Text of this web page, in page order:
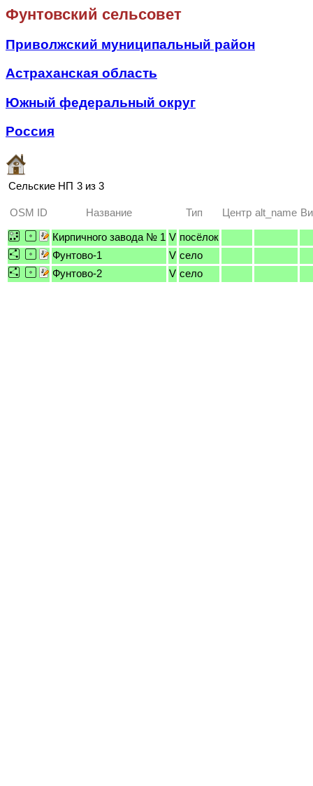
Фунтовский сельсовет
Приволжский муниципальный район
Астраханская область
Южный федеральный округ
Россия
Сельские НП 3 из 3
OSM ID Название Тип Центр alt_name
Кирпичного завода № 1 V посёлок
Фунтово-1
V село
Фунтово-2
V село